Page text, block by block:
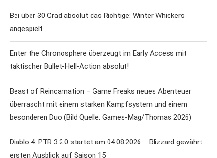
Bei über 30 Grad absolut das Richtige: Winter Whiskers
angespielt
Enter the Chronosphere überzeugt im Early Access mit
taktischer Bullet-Hell-Action absolut!
Beast of Reincarnation – Game Freaks neues Abenteuer
überrascht mit einem starken Kampfsystem und einem
besonderen Duo (Bild Quelle: Games-Mag/Thomas 2026)
Diablo 4: PTR 3.2.0 startet am 04.08.2026 – Blizzard gewährt
ersten Ausblick auf Saison 15